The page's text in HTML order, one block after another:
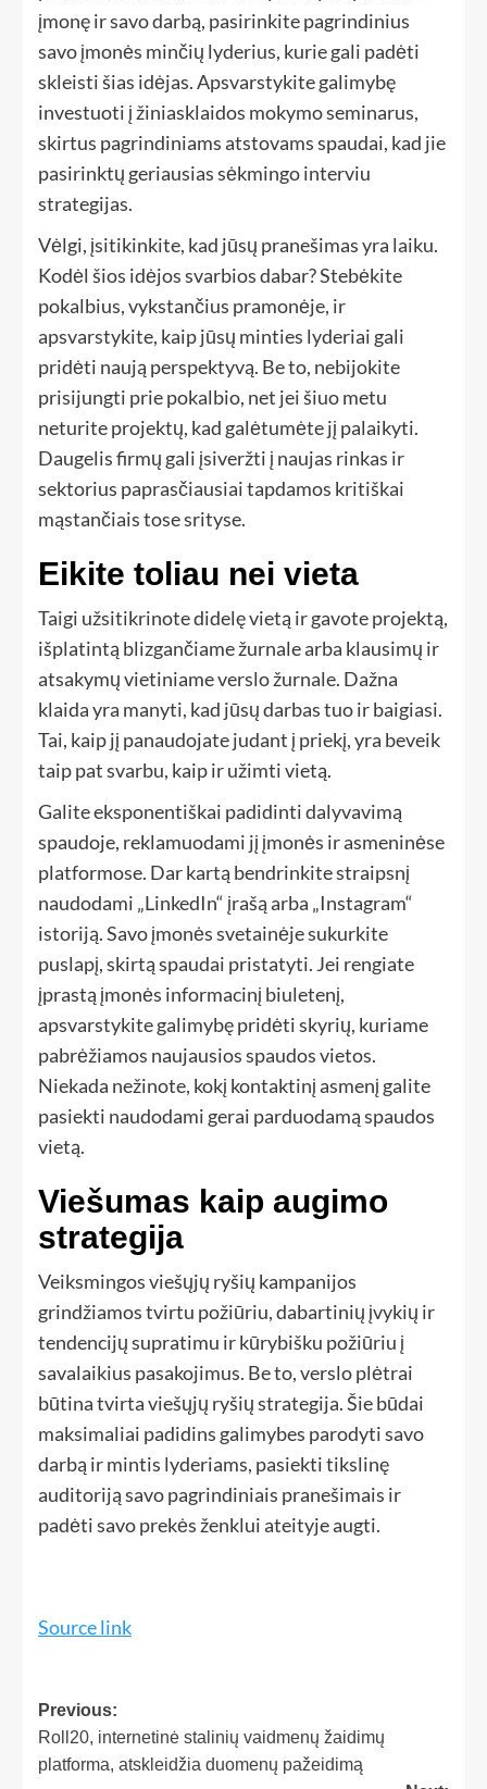
įmonę ir savo darbą, pasirinkite pagrindinius
savo įmonės minčių lyderius, kurie gali padėti
skleisti šias idėjas. Apsvarstykite galimybę
investuoti į žiniasklaidos mokymo seminarus,
skirtus pagrindiniams atstovams spaudai, kad jie
pasirinktų geriausias sėkmingo interviu
strategijas.
Vėlgi, įsitikinkite, kad jūsų pranešimas yra laiku.
Kodėl šios idėjos svarbios dabar? Stebėkite
pokalbius, vykstančius pramonėje, ir
apsvarstykite, kaip jūsų minties lyderiai gali
pridėti naują perspektyvą. Be to, nebijokite
prisijungti prie pokalbio, net jei šiuo metu
neturite projektų, kad galėtumėte jį palaikyti.
Daugelis firmų gali įsiveržti į naujas rinkas ir
sektorius paprasčiausiai tapdamos kritiškai
mąstančiais tose srityse.
Eikite toliau nei vieta
Taigi užsitikrinote didelę vietą ir gavote projektą,
išplatintą blizgančiame žurnale arba klausimų ir
atsakymų vietiniame verslo žurnale. Dažna
klaida yra manyti, kad jūsų darbas tuo ir baigiasi.
Tai, kaip jį panaudojate judant į priekį, yra beveik
taip pat svarbu, kaip ir užimti vietą.
Galite eksponentiškai padidinti dalyvavimą
spaudoje, reklamuodami jį įmonės ir asmeninėse
platformose. Dar kartą bendrinkite straipsnį
naudodami „LinkedIn“ įrašą arba „Instagram“
istoriją. Savo įmonės svetainėje sukurkite
puslapį, skirtą spaudai pristatyti. Jei rengiate
įprastą įmonės informacinį biuletenį,
apsvarstykite galimybę pridėti skyrių, kuriame
pabrėžiamos naujausios spaudos vietos.
Niekada nežinote, kokį kontaktinį asmenį galite
pasiekti naudodami gerai parduodamą spaudos
vietą.
Viešumas kaip augimo
strategija
Veiksmingos viešųjų ryšių kampanijos
grindžiamos tvirtu požiūriu, dabartinių įvykių ir
tendencijų supratimu ir kūrybišku požiūriu į
savalaikius pasakojimus. Be to, verslo plėtrai
būtina tvirta viešųjų ryšių strategija. Šie būdai
maksimaliai padidins galimybes parodyti savo
darbą ir mintis lyderiams, pasiekti tikslinę
auditoriją savo pagrindiniais pranešimais ir
padėti savo prekės ženklui ateityje augti.
Source link
Previous:
Roll20, internetinė stalinių vaidmenų žaidimų
platforma, atskleidžia duomenų pažeidimą